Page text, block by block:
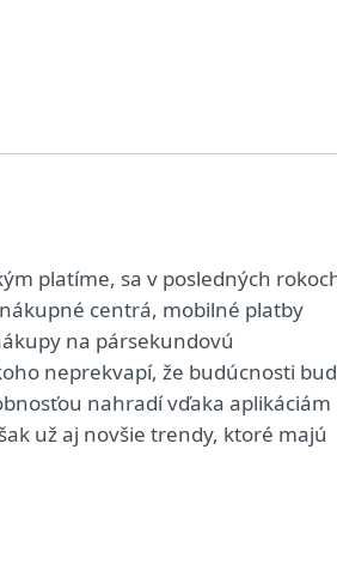
platíme, sa v posledných
centrá, mobilné platby
na pársekundovú
neprekvapí, že budúcnosti
nahradí vďaka aplikáciám
už aj novšie trendy, ktoré majú